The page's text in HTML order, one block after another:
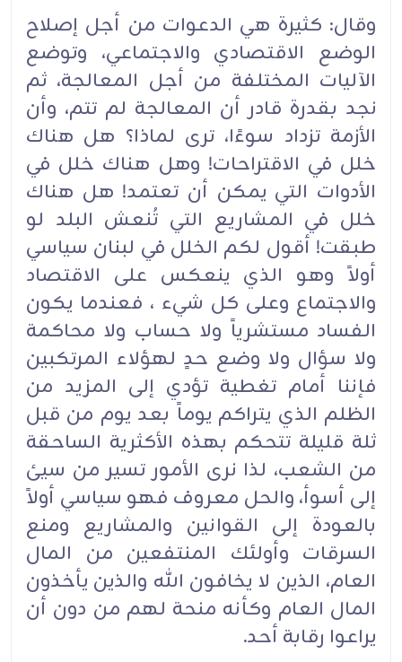
وقال: كثيرة هي الدعوات من أجل إصلاح
الوضع الاقتصادي والاجتماعي، وتوضع
الآليات المختلفة من أجل المعالجة، ثم
نجد بقدرة قادر أن المعالجة لم تتم، وأن
الأزمة تزداد سوءًا، ترى لماذا؟ هل هناك
خلل في الاقتراحات! وهل هناك خلل في
الأدوات التي يمكن أن تعتمد! هل هناك
خلل في المشاريع التي تُنعش البلد لو
طبقت! أقول لكم الخلل في لبنان سياسي
أولاً وهو الذي ينعكس على الاقتصاد
والاجتماع وعلى كل شيء ، فعندما يكون
الفساد مستشرياً ولا حساب ولا محاكمة
ولا سؤال ولا وضع حدٍ لهؤلاء المرتكبين
فإننا أمام تغطية تؤدي إلى المزيد من
الظلم الذي يتراكم يوماً بعد يوم من قبل
ثلة قليلة تتحكم بهذه الأكثرية الساحقة
من الشعب، لذا نرى الأمور تسير من سيئ
إلى أسوأ، والحل معروف فهو سياسي أولاً
بالعودة إلى القوانين والمشاريع ومنع
السرقات وأولئك المنتفعين من المال
العام، الذين لا يخافون الله والذين يأخذون
المال العام وكأنه منحة لهم من دون أن
يراعوا رقابة أحد.‏